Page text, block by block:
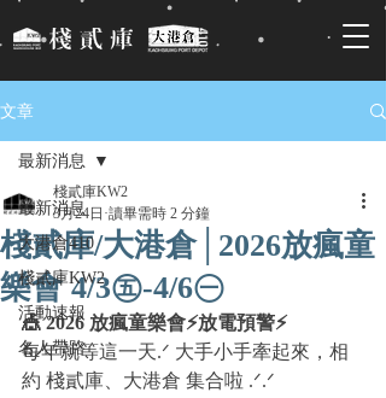
文章
最新消息
大港倉410
棧貳庫KW2
活動速報
名人帶路
最新消息
棧貳庫/大港倉│2026放瘋童
樂會 4/3㊄-4/6㊀
棧貳庫KW2
3月24日 讀畢需時 2 分鐘
🎪 2026 放瘋童樂會⚡️放電預警⚡️
每年就等這一天.ᐟ 大手小手牽起來，相
約 棧貳庫、大港倉 集合啦 .ᐟ.ᐟ